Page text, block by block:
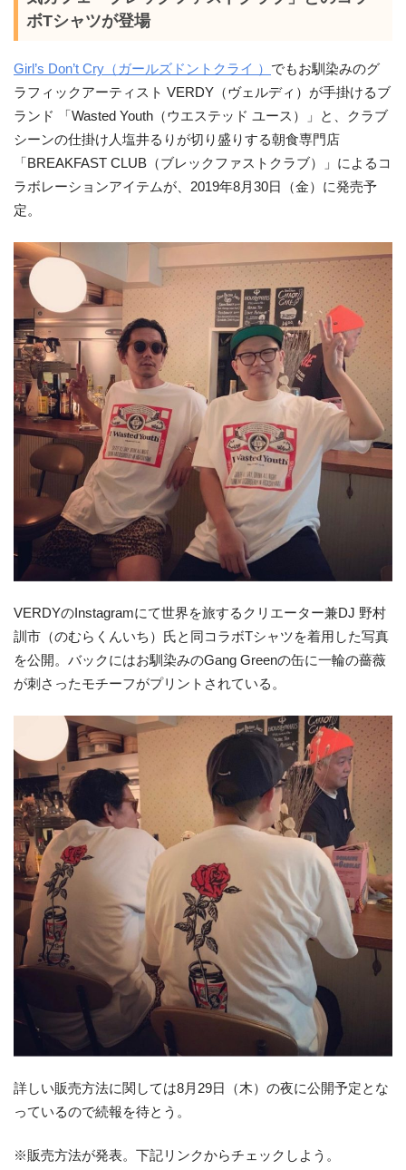
ボTシャツが登場
Girl’s Don’t Cry（ガールズドントクライ ） でもお馴染みのグ
ラフィックアーティスト VERDY（ヴェルディ）が手掛けるブ
ランド 「Wasted Youth（ウエステッド ユース）」と、クラブ
シーンの仕掛け人塩井るりが切り盛りする朝食専門店
「BREAKFAST CLUB（ブレックファストクラブ）」によるコ
ラボレーションアイテムが、2019年8月30日（金）に発売予
定。
VERDYのInstagramにて世界を旅するクリエーター兼DJ 野村
訓市（のむらくんいち）氏と同コラボTシャツを着用した写真
を公開。バックにはお馴染みのGang Greenの缶に一輪の薔薇
が刺さったモチーフがプリントされている。
詳しい販売方法に関しては8月29日（木）の夜に公開予定とな
っているので続報を待とう。
※販売方法が発表。下記リンクからチェックしよう。